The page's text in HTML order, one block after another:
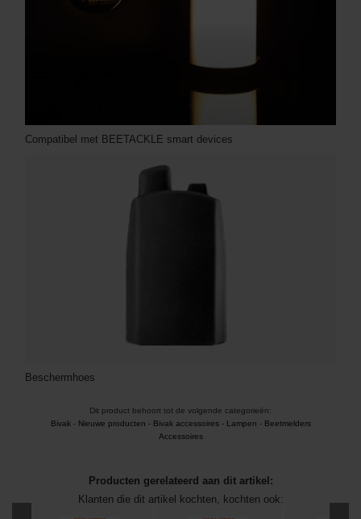
Compatibel met BEETACKLE smart devices
Beschermhoes
Dit product behoort tot de volgende categorieën:
Bivak- Nieuwe producten - Bivak accessoires- Lampen - Beetmelders
Accessoires
Producten gerelateerd aan dit artikel:
Klanten die dit artikel kochten, kochten ook: